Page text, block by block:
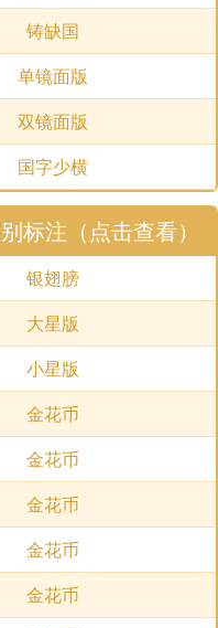
铸缺国
单镜面版
双镜面版
国字少横
标注（点击查看）
银翅膀
大星版
小星版
金花币
金花币
金花币
金花币
金花币